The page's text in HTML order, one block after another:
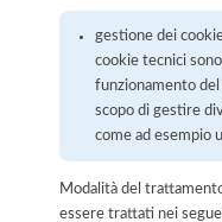
gestione dei
cookie tecnici
funzionamento
scopo di gestire
come ad esempio
Modalità del
essere trattati nei